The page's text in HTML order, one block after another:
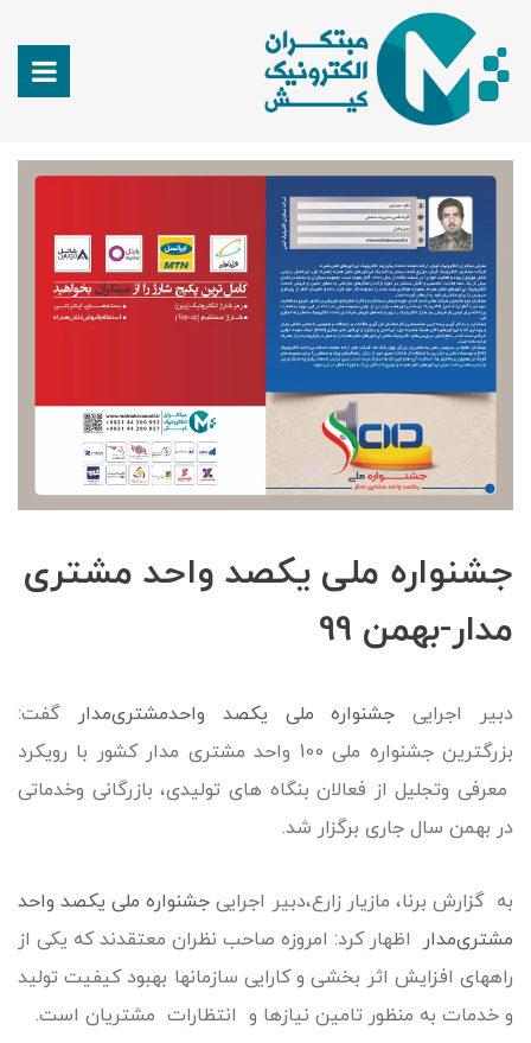
جشنواره ملی یکصد واحد مشتری
مدار-بهمن 99
دبیر اجرایی جشنواره ملی یکصد واحدمشتری‌مدار
گفت:
بزرگترین جشنواره ملی 100 واحد مشتری مدار کشور با رویکرد
معرفی وتجلیل از فعالان بنگاه های تولیدی، بازرگانی وخدماتی
در بهمن سال جاری برگزار شد.
به گزارش برنا، مازیار زارع،دبیر اجرایی جشنواره ملی یکصد واحد
مشتری‌مدار
اظهار کرد: امروزه صاحب نظران معتقدند که یکی از
راههای افزایش اثر بخشی و کارایی سازمانها بهبود کیفیت تولید
و خدمات به منظور تامین نیازها و انتظارات مشتریان است.